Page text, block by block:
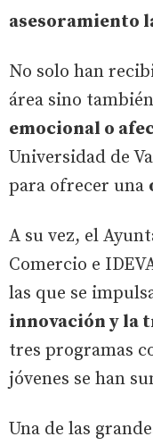
asesoramiento
No solo han
área sino
emocional o
Universidad de
para ofrecer una
A su vez, el
Comercio e
las que se
innovación y la
tres programas
jóvenes se han
Una de las